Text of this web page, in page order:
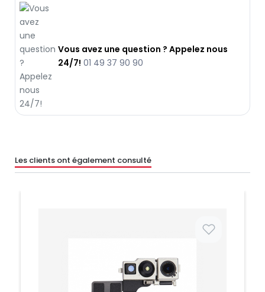
Vous avez une question ? Appelez nous
24/7! 01 49 37 90 90
Les clients ont également consulté